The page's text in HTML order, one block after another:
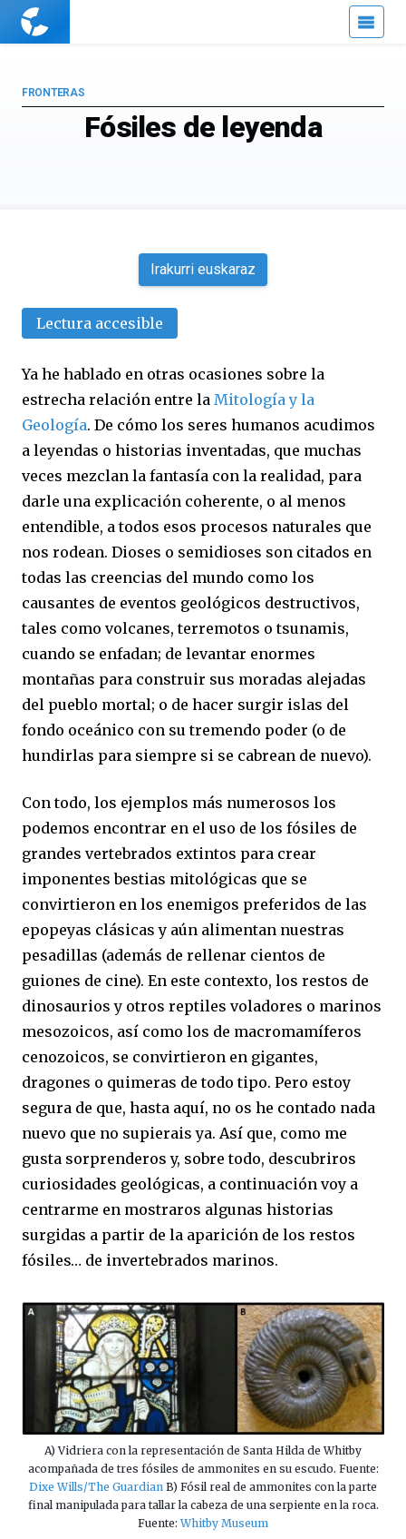
Cuaderno
Fósiles de leyenda
FRONTERAS
Irakurri euskaraz
Lectura accesible
Ya he hablado en otras ocasiones sobre la
estrecha relación entre la Mitología y la
Geología. De cómo los seres humanos acudimos
a leyendas o historias inventadas, que muchas
veces mezclan la fantasía con la realidad, para
darle una explicación coherente, o al menos
entendible, a todos esos procesos naturales que
nos rodean. Dioses o semidioses son citados en
todas las creencias del mundo como los
causantes de eventos geológicos destructivos,
tales como volcanes, terremotos o tsunamis,
cuando se enfadan; de levantar enormes
montañas para construir sus moradas alejadas
del pueblo mortal; o de hacer surgir islas del
fondo oceánico con su tremendo poder (o de
hundirlas para siempre si se cabrean de nuevo).
Con todo, los ejemplos más numerosos los
podemos encontrar en el uso de los fósiles de
grandes vertebrados extintos para crear
imponentes bestias mitológicas que se
convirtieron en los enemigos preferidos de las
epopeyas clásicas y aún alimentan nuestras
pesadillas (además de rellenar cientos de
guiones de cine). En este contexto, los restos de
dinosaurios y otros reptiles voladores o marinos
mesozoicos, así como los de macromamíferos
cenozoicos, se convirtieron en gigantes,
dragones o quimeras de todo tipo. Pero estoy
segura de que, hasta aquí, no os he contado nada
nuevo que no supierais ya. Así que, como me
gusta sorprenderos y, sobre todo, descubriros
curiosidades geológicas, a continuación voy a
centrarme en mostraros algunas historias
surgidas a partir de la aparición de los restos
fósiles… de invertebrados marinos.
A) Vidriera con la representación de Santa Hilda de Whitby
acompañada de tres fósiles de ammonites en su escudo. Fuente:
Dixe Wills/The Guardian B) Fósil real de ammonites con la parte
final manipulada para tallar la cabeza de una serpiente en la roca.
Fuente:Whitby Museum